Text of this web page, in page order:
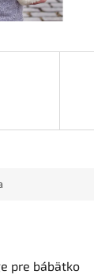
pre bábätko